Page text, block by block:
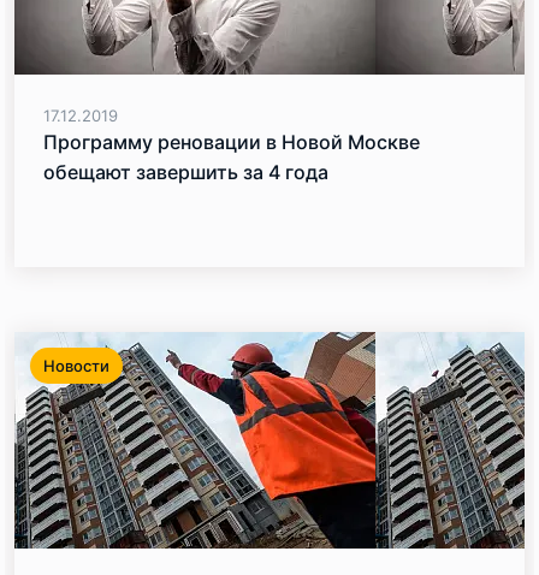
17.12.2019
Программу реновации в Новой Москве
обещают завершить за 4 года
Новости